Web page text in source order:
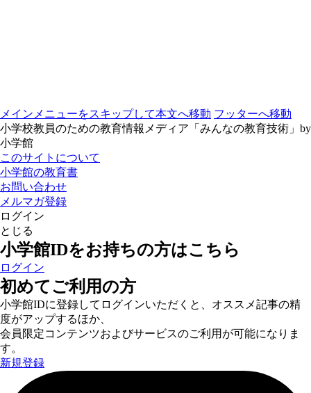
メインメニューをスキップして本文へ移動 フッターへ移動
小学校教員のための教育情報メディア「みんなの教育技術」by
小学館
このサイトについて
小学館の教育書
お問い合わせ
メルマガ登録
ログイン
とじる
小学館IDをお持ちの方はこちら
ログイン
初めてご利用の方
小学館IDに登録してログインいただくと、オススメ記事の精
度がアップするほか、
会員限定コンテンツおよびサービスのご利用が可能になりま
す。
新規登録